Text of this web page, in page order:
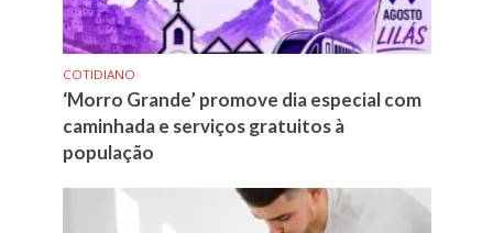
COTIDIANO
‘Morro Grande’ promove dia especial com
caminhada e serviços gratuitos à
população